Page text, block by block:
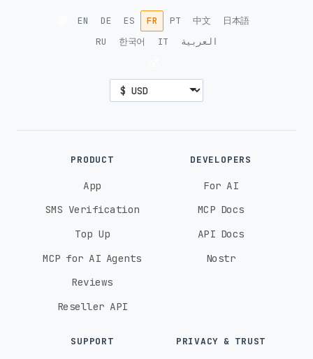
EN DE ES FR PT 中文
日本語
RU
한국어 IT العربية
PRODUCT
App
SMS Verification
Top Up
MCP for AI Agents
Reviews
Reseller API
DEVELOPERS
For AI
MCP Docs
API Docs
Nostr
SUPPORT PRIVACY & TRUST